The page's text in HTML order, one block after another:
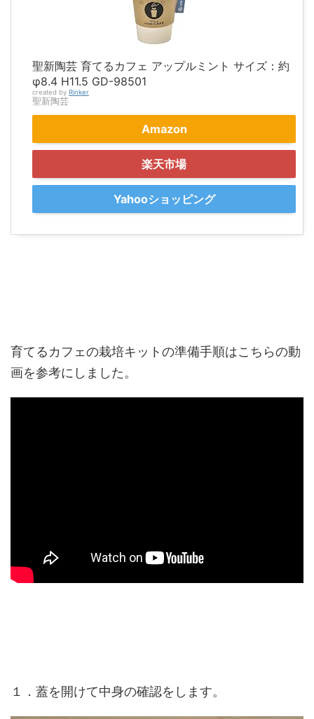
聖新陶芸 育てるカフェ アップルミント サイズ：約
φ8.4 H11.5 GD-98501
created by Rinker
聖新陶芸
Amazon
楽天市場
Yahooショッピング
育てるカフェの栽培キットの準備手順はこちらの動
画を参考にしました。
１．蓋を開けて中身の確認をします。